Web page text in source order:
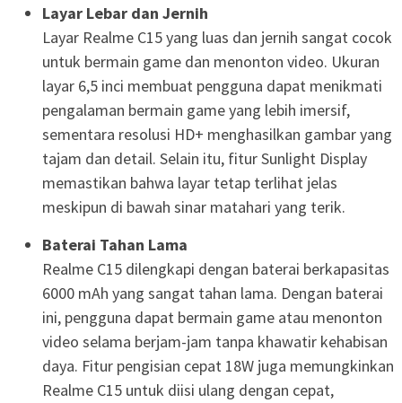
Layar Lebar dan Jernih
Layar Realme C15 yang luas dan jernih sangat cocok
untuk bermain game dan menonton video. Ukuran
layar 6,5 inci membuat pengguna dapat menikmati
pengalaman bermain game yang lebih imersif,
sementara resolusi HD+ menghasilkan gambar yang
tajam dan detail. Selain itu, fitur Sunlight Display
memastikan bahwa layar tetap terlihat jelas
meskipun di bawah sinar matahari yang terik.
Baterai Tahan Lama
Realme C15 dilengkapi dengan baterai berkapasitas
6000 mAh yang sangat tahan lama. Dengan baterai
ini, pengguna dapat bermain game atau menonton
video selama berjam-jam tanpa khawatir kehabisan
daya. Fitur pengisian cepat 18W juga memungkinkan
Realme C15 untuk diisi ulang dengan cepat,